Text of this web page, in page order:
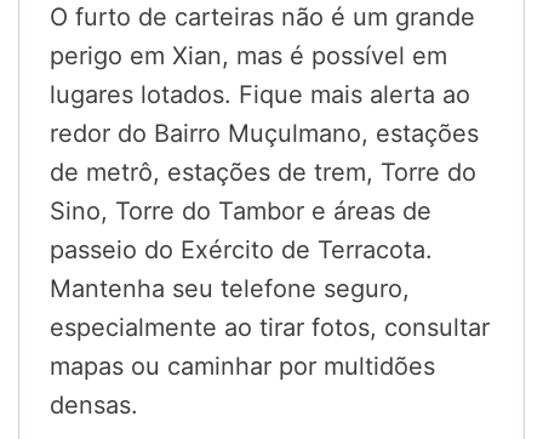
O furto de carteiras não é um grande
perigo em Xian, mas é possível em
lugares lotados. Fique mais alerta ao
redor do Bairro Muçulmano, estações
de metrô, estações de trem, Torre do
Sino, Torre do Tambor e áreas de
passeio do Exército de Terracota.
Mantenha seu telefone seguro,
especialmente ao tirar fotos, consultar
mapas ou caminhar por multidões
densas.